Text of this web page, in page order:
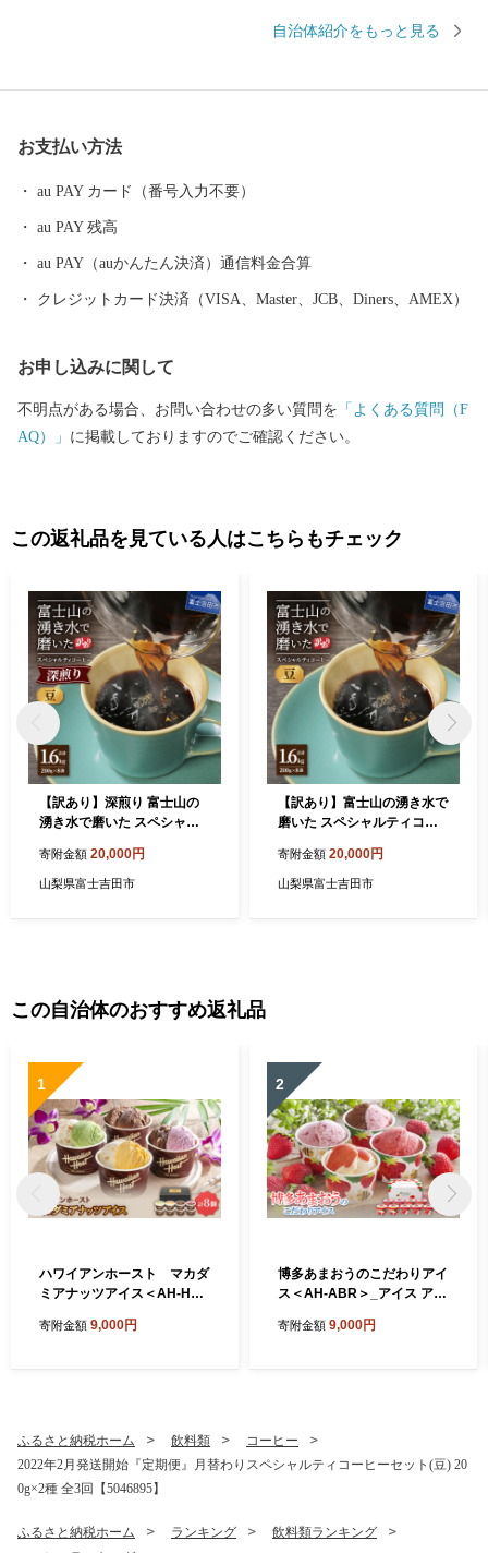
犬・猫の殺処分ゼロを目指すなどの動物愛護に関する 基金などが
はその姿を見ることはできなくなりましたが、 当時の尼崎城西三
の丸エリアにあたる尼崎城址公園内に本丸の一部である 天守が整
崎城が蘇りました。
自治体紹介をもっと見る
お支払い方法
au PAY カード（番号入力不要）
au PAY 残高
au PAY（auかんたん決済）通信料金合算
クレジットカード決済（VISA、Master、JCB、Diners、AMEX）
お申し込みに関して
不明点がある場合、お問い合わせの多い質問を 「よくある質問（F
AQ）」 に掲載しておりますのでご確認ください。
この返礼品を見ている人はこちらもチェック
【訳あり】深煎り 富士山の
湧き水で磨いた スペシャル
寄附金額 20,000円
山梨県富士吉田市
【訳あり】富士山の湧き水で
磨いた スペシャルティコー
寄附金額 20,000円
山梨県富士吉田市
この自治体のおすすめ返礼品
1
ハワイアンホースト マカダ
ミアナッツアイス＜AH-HS
イーツ デザート マカダミア
629】
寄附金額 9,000円
2
博多あまおうのこだわりアイ
ス＜AH-ABR＞_アイス アイ
ト 苺 いちご イチゴ あまおう
寄附金額 9,000円
ふるさと納税ホーム 飲料類
コーヒー
2022年2月発送開始『定期便』月替わりスペシャルティコーヒーセット(豆) 20
0g×2種 全3回【5046895】
ふるさと納税ホーム ランキング
飲料類ランキング